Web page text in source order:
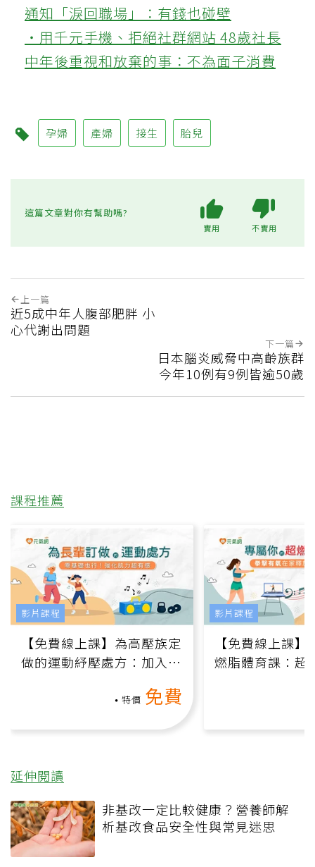
通知「淚回職場」：有錢也碰壁
‧用千元手機、拒絕社群網站 48歲社長
中年後重視和放棄的事：不為面子消費
孕婦 產婦 接生 胎兒
這篇文章對你有幫助嗎?
實用 不實用
上一篇
近5成中年人腹部肥胖 小
心代謝出問題
下一篇
日本腦炎威脅中高齡族群
今年10例有9例皆逾50歲
課程推薦
【免費線上課】為高壓族定
做的運動紓壓處方：加入行
特價 免費
影片課程
【免費線上課
燃脂體育課：超
影片課程
延伸閱讀
非基改一定比較健康？營養師解
析基改食品安全性與常見迷思